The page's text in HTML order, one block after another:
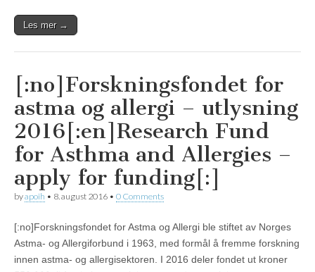
Les mer →
[:no]Forskningsfondet for
astma og allergi – utlysning
2016[:en]Research Fund
for Asthma and Allergies –
apply for funding[:]
byapoih • 8. august 2016 • 0 Comments
[:no]Forskningsfondet for Astma og Allergi ble stiftet av Norges
Astma- og Allergiforbund i 1963, med formål å fremme forskning
innen astma- og allergisektoren. I 2016 deler fondet ut kroner